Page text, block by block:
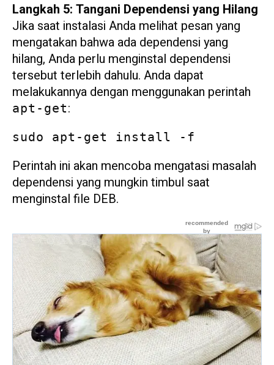
Langkah 5: Tangani Dependensi yang Hilang
Jika saat instalasi Anda melihat pesan yang
mengatakan bahwa ada dependensi yang
hilang, Anda perlu menginstal dependensi
tersebut terlebih dahulu. Anda dapat
melakukannya dengan menggunakan perintah
apt-get:
sudo apt-get install -f
Perintah ini akan mencoba mengatasi masalah
dependensi yang mungkin timbul saat
menginstal file DEB.